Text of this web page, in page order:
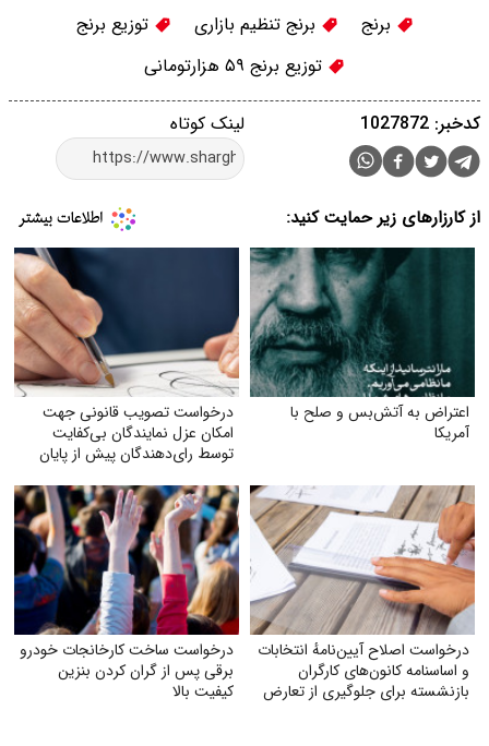
برنج برنج تنظیم بازاری
توزیع برنج
توزیع برنج ۵۹ هزارتومانی
لینک کوتاه کدخبر: 1027872
از کارزارهای زیر حمایت کنید:
اعتراض به آتش‌بس و صلح با
آمریکا
درخواست تصویب قانونی جهت
امکان عزل نمایندگان بی‌کفایت
توسط رای‌دهندگان پیش از پایان
درخواست اصلاح آیین‌نامهٔ انتخابات
و اساسنامه کانون‌های کارگران
بازنشسته برای جلوگیری از تعارض
درخواست ساخت کارخانجات خودرو
برقی پس از گران کردن بنزین
کیفیت بالا